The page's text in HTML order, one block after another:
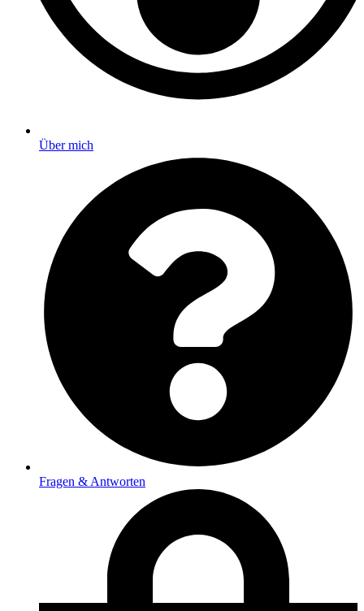
Über mich
Fragen & Antworten